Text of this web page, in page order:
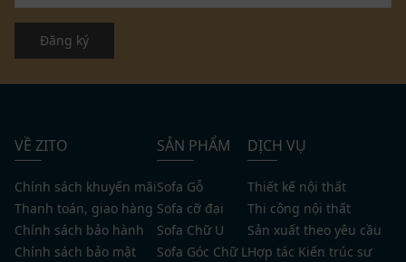
Đăng ký
VỀ ZITO
Chính sách khuyến mãi
Thanh toán, giao hàng
Chính sách bảo hành
Chính sách bảo mật
SẢN PHẨM
Sofa Gỗ
Sofa cỡ đại
Sofa Chữ U
Sofa Góc Chữ L
DỊCH VỤ
Thiết kế nội thất
Thi công nội thất
Sản xuất theo yêu cầu
Hợp tác Kiến trúc sư